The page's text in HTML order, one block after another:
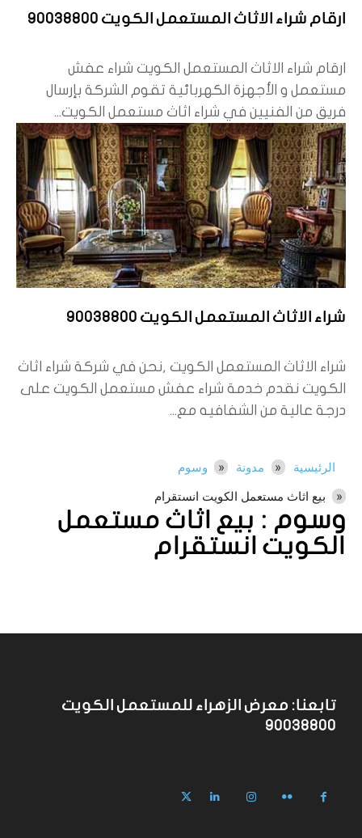
وسوم : بيع اثاث مستعمل
الكويت انستقرام
الرئيسية مدونة
وسوم
بيع اثاث مستعمل الكويت انستقرام
ارقام شراء الاثاث المستعمل الكويت 90038800
ارقام شراء الاثاث المستعمل الكويت شراء عفش
مستعمل و الأجهزة الكهربائية تقوم الشركة بإرسال
فريق من الفنيين في شراء اثاث مستعمل الكويت...
شراء الاثاث المستعمل الكويت 90038800
شراء الاثاث المستعمل الكويت ,نحن في شركة شراء اثاث
الكويت نقدم خدمة شراء عفش مستعمل الكويت على
درجة عالية من الشفافيه مع...
تابعنا: معرض الزهراء للمستعمل الكويت
90038800